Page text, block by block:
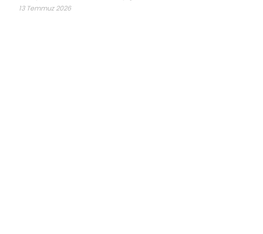
13 Temmuz 2026